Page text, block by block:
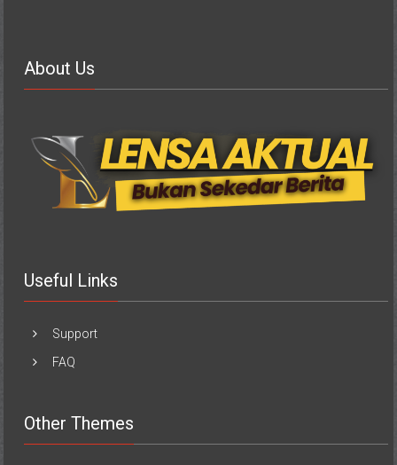
About Us
Useful Links
Support
FAQ
Other Themes